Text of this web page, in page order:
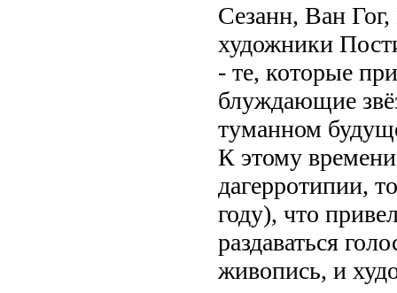
Сезанн, Ван
художники
- те, которые
блуждающие
туманном
К этому
дагерротипии,
году), что
раздаваться
живопись, и